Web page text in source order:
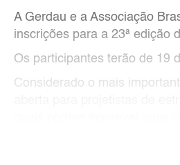
A Gerdau e a Associação
inscrições para a 23ª edição
Os participantes terão de 19
Considerado o mais